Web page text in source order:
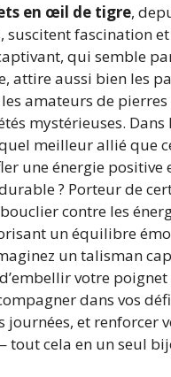
en œil de tigre,
suscitent fascination
qui semble
attire aussi bien les
amateurs de
mystérieuses.
meilleur allié que
une énergie positive
? Porteur de
contre les
un équilibre
un talisman
votre
dans vos
journées, et renforcer
tout cela en un seul